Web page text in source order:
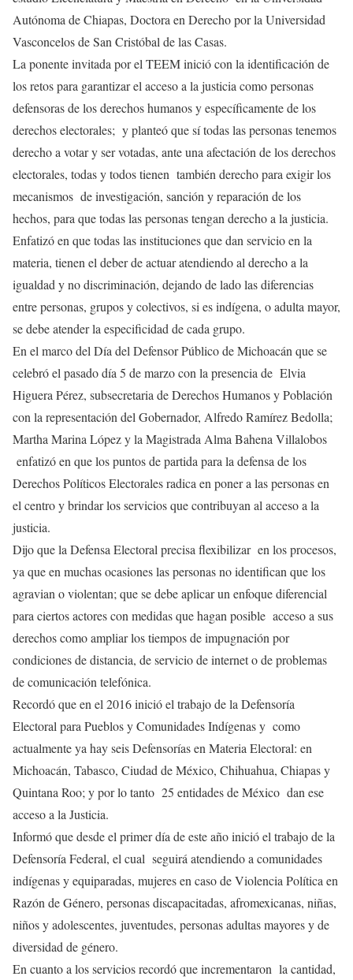
Autónoma de Chiapas, Doctora en Derecho por la Universidad
Vasconcelos de San Cristóbal de las Casas.
La ponente invitada por el TEEM inició con la identificación de
los retos para garantizar el acceso a la justicia como personas
defensoras de los derechos humanos y específicamente de los
derechos electorales; y planteó que sí todas las personas tenemos
derecho a votar y ser votadas, ante una afectación de los derechos
electorales, todas y todos tienen también derecho para exigir los
mecanismos de investigación, sanción y reparación de los
hechos, para que todas las personas tengan derecho a la justicia.
Enfatizó en que todas las instituciones que dan servicio en la
materia, tienen el deber de actuar atendiendo al derecho a la
igualdad y no discriminación, dejando de lado las diferencias
entre personas, grupos y colectivos, si es indígena, o adulta mayor,
se debe atender la especificidad de cada grupo.
En el marco del Día del Defensor Público de Michoacán que se
celebró el pasado día 5 de marzo con la presencia de Elvia
Higuera Pérez, subsecretaria de Derechos Humanos y Población
con la representación del Gobernador, Alfredo Ramírez Bedolla;
Martha Marina López y la Magistrada Alma Bahena Villalobos
enfatizó en que los puntos de partida para la defensa de los
Derechos Políticos Electorales radica en poner a las personas en
el centro y brindar los servicios que contribuyan al acceso a la
justicia.
Dijo que la Defensa Electoral precisa flexibilizar en los procesos,
ya que en muchas ocasiones las personas no identifican que los
agravian o violentan; que se debe aplicar un enfoque diferencial
para ciertos actores con medidas que hagan posible acceso a sus
derechos como ampliar los tiempos de impugnación por
condiciones de distancia, de servicio de internet o de problemas
de comunicación telefónica.
Recordó que en el 2016 inició el trabajo de la Defensoría
Electoral para Pueblos y Comunidades Indígenas y como
actualmente ya hay seis Defensorías en Materia Electoral: en
Michoacán, Tabasco, Ciudad de México, Chihuahua, Chiapas y
Quintana Roo; y por lo tanto 25 entidades de México dan ese
acceso a la Justicia.
Informó que desde el primer día de este año inició el trabajo de la
Defensoría Federal, el cual seguirá atendiendo a comunidades
indígenas y equiparadas, mujeres en caso de Violencia Política en
Razón de Género, personas discapacitadas, afromexicanas, niñas,
niños y adolescentes, juventudes, personas adultas mayores y de
diversidad de género.
En cuanto a los servicios recordó que incrementaron la cantidad,